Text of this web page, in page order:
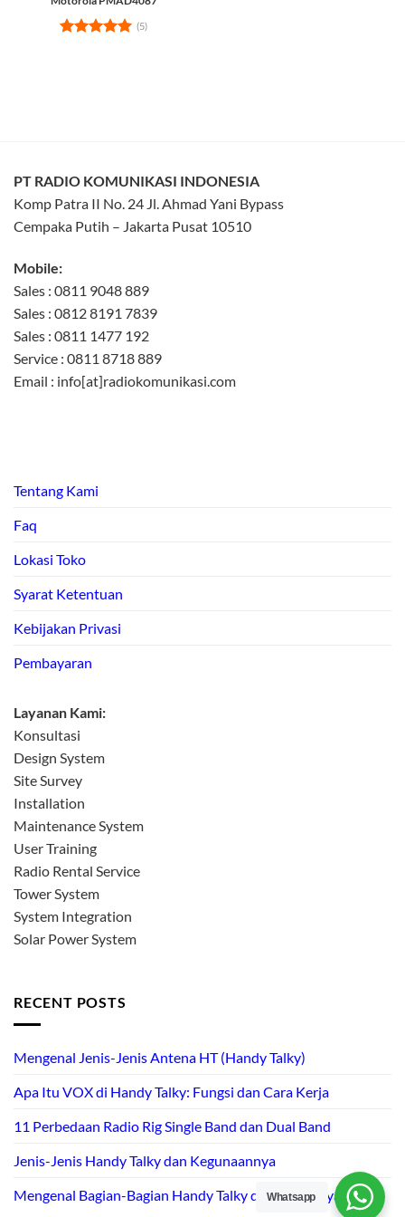
(5)
PT RADIO KOMUNIKASI INDONESIA
Komp Patra II No. 24 Jl. Ahmad Yani Bypass
Cempaka Putih – Jakarta Pusat 10510
Mobile:
Sales : 0811 9048 889
Sales : 0812 8191 7839
Sales : 0811 1477 192
Service : 0811 8718 889
Email : info[at]radiokomunikasi.com
Tentang Kami
Faq
Lokasi Toko
Syarat Ketentuan
Kebijakan Privasi
Pembayaran
Layanan Kami:
Konsultasi
Design System
Site Survey
Installation
Maintenance System
User Training
Radio Rental Service
Tower System
System Integration
Solar Power System
RECENT POSTS
Mengenal Jenis-Jenis Antena HT (Handy Talky)
Apa Itu VOX di Handy Talky: Fungsi dan Cara Kerja
11 Perbedaan Radio Rig Single Band dan Dual Band
Jenis-Jenis Handy Talky dan Kegunaannya
Mengenal Bagian-Bagian Handy Talky dan Fungsinya
Whatsapp